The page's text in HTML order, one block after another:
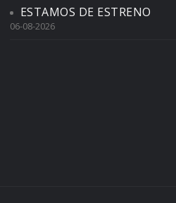
ESTAMOS DE ESTRENO
06-08-2026